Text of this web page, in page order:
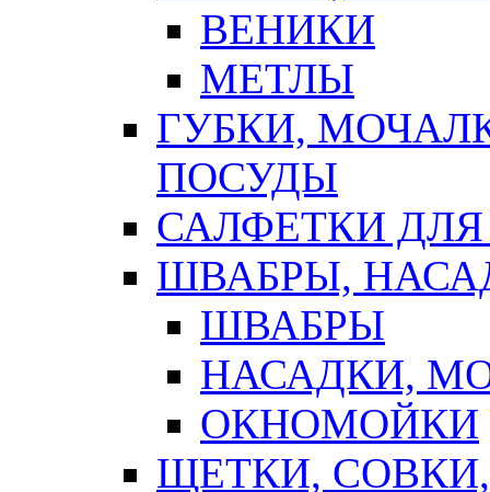
ВЕНИКИ
МЕТЛЫ
ГУБКИ,
ПОСУДЫ
САЛФЕТКИ
ШВАБРЫ,
ШВАБРЫ
НАСАДКИ,
ОКНОМОЙКИ
ЩЕТКИ,